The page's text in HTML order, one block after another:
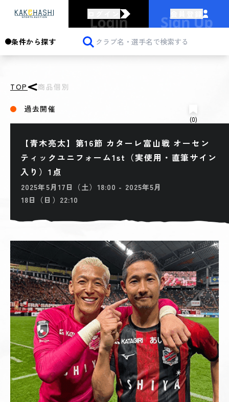
条件から探す
TOP 商品個別
過去開催
(0)
【青木亮太】第16節 カターレ富山戦 オーセン
ティックユニフォーム1st（実使用・直筆サイン
入り）1点
2025年5月17日（土）18:00 - 2025年5月
18日（日）22:10